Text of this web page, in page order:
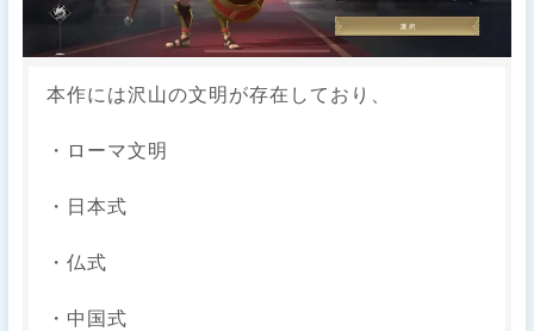
本作には沢山の文明が存在しており、
・ローマ文明
・日本式
・仏式
・中国式